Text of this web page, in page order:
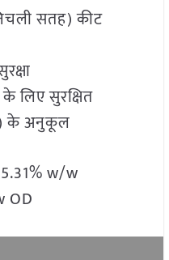
सतह) कीट
लिए सुरक्षित
के अनुकूल
w/w
OD